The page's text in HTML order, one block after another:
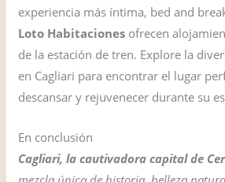
experiencia más íntima, bed and
Loto Habitaciones ofrecen
de la estación de tren. Explore la
en Cagliari para encontrar el lugar
descansar y rejuvenecer durante su
En conclusión
Cagliari, la cautivadora capital de